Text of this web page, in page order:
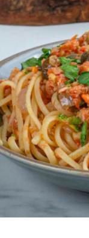
Μια συνταγή
ανικανοποίητο!
για σπαγγέτι
4 μερίδες 5